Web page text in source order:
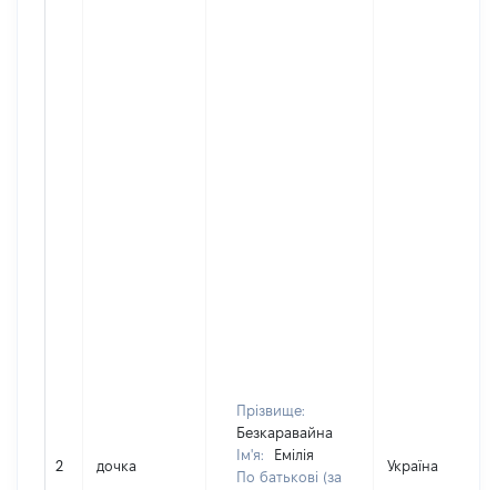
2 дочка
Прізвище:
Безкаравайна
Ім'я:
Емілія
По батькові (за
Україна